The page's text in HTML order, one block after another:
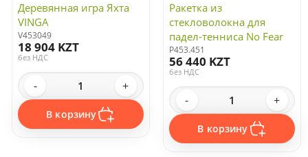
Деревянная игра Яхта
VINGA
V453049
18 904 KZT
без НДС
- +
В корзину
Ракетка из
стекловолокна для
падел-тенниса No Fear
P453.451
56 440 KZT
без НДС
- +
В корзину